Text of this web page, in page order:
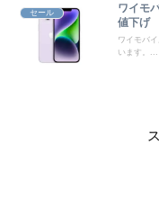
セール
ワイモ
値下げ
ワイモバ
います。...